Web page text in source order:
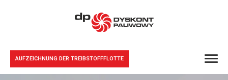
AUFZEICHNUNG DER TREIBSTOFFFLOTTE